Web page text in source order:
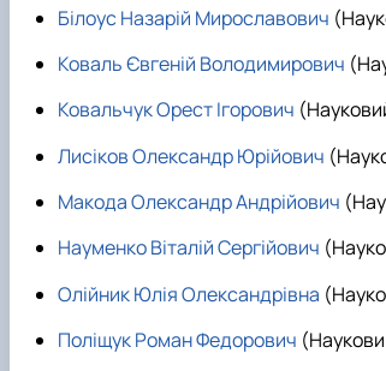
Білоус Назарій Мирославович
Коваль Євгеній Володимирович
Ковальчук Орест Ігорович
Лисіков Олександр Юрійович
Макода Олександр Андрійович
Науменко Віталій Сергійович
Олійник Юлія Олександрівна
Поліщук Роман Федорович